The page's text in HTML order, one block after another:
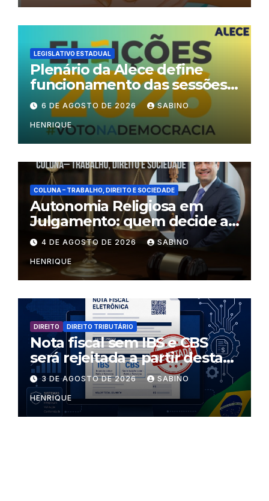
LEGISLATIVO ESTADUAL
Plenário da Alece define
funcionamento das sessões
durante o período eleitoral
6 DE AGOSTO DE 2026 SABINO
HENRIQUE
COLUNA – TRABALHO, DIREITO E SOCIEDADE
Autonomia Religiosa em
Julgamento: quem decide as
regras dentro dos templos?
4 DE AGOSTO DE 2026 SABINO
HENRIQUE
DIREITO DIREITO TRIBUTÁRIO
Nota fiscal sem IBS e CBS
será rejeitada a partir desta
segunda-feira
3 DE AGOSTO DE 2026 SABINO
HENRIQUE